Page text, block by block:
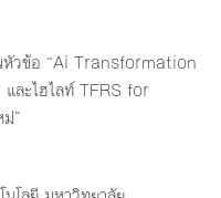
นหัวข้อ “Ai Transformation
ละไฮไลท์ TFRS for
”